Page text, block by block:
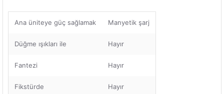
Ana üniteye güç sağlamak Manyetik şarj
Düğme ışıkları ile Hayır
Fantezi Hayır
Fikstürde Hayır